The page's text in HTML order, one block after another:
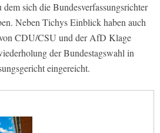
sich die Bundesverfassungsrichter
Neben Tichys Einblick haben auch
CDU/CSU und der AfD Klage
der Bundestagswahl in
eingereicht.